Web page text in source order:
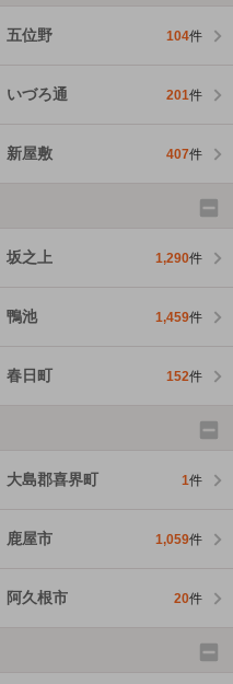
五位野 104件
いづろ通 201件
新屋敷 407件
坂之上 1,290件
鴨池 1,459件
春日町 152件
大島郡喜界町 1件
鹿屋市 1,059件
阿久根市 20件